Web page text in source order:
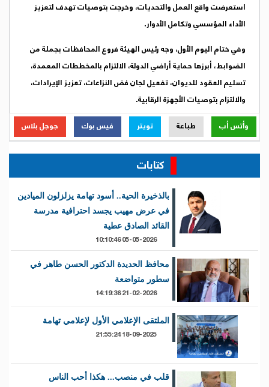
استعرضت واقع العمل والتحديات، وخرجت بتوصيات تهدف لتعزيز
الأداء المؤسسي وتكامل الأدوار.
وفي ختام اليوم الأول، وجه رئيس الهيئة فروع المحافظات بجملة من
الضوابط، أبرزها حماية أراضي الدولة، الالتزام بالمخططات المعمدة،
تسليم العقود للديوان، تفعيل لجان فض النزاعات، تعزيز الإيرادات،
والالتزام بتوصيات الأجهزة الرقابية.
وأتس أب
طباعة تويتر فيس بوك جوجل بلاس
كتابات
بالذخيرة الحية.. أسود تهامة يزلزلون الميادين
في عرض مهيب يجسد احترافية مدرسة
القائد الصادق عطية
05-05-2026 10:10:46
محافظ الحديدة الدكتور الحسن طاهر في
سطور متواضعة
21-02-2026 14:19:36
الملتقى الإعلامي الأول لإعلامي تهامة
قلب في منصب... هكذا أحب الناس